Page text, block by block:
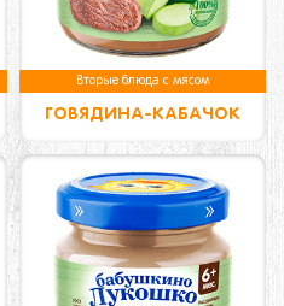
Вторые блюда с мясом
ГОВЯДИНА-КАБАЧОК